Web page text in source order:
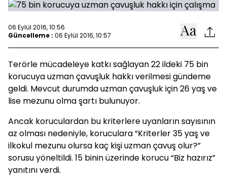
06 Eylül 2016, 10:56
Güncelleme : 06 Eylül 2016, 10:57
Terörle mücadeleye katkı sağlayan 22 ildeki 75 bin
korucuya uzman çavuşluk hakkı verilmesi gündeme
geldi. Mevcut durumda uzman çavuşluk için 26 yaş ve
lise mezunu olma şartı bulunuyor.
Ancak koruculardan bu kriterlere uyanların sayısının
az olması nedeniyle, koruculara “Kriterler 35 yaş ve
ilkokul mezunu olursa kaç kişi uzman çavuş olur?”
sorusu yöneltildi. 15 binin üzerinde korucu “Biz hazırız”
yanıtını verdi.